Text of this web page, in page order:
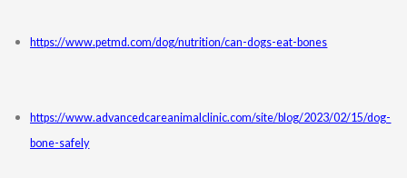
https://www.petmd.com/dog/nutrition/can-dogs-eat-bones
https://www.advancedcareanimalclinic.com/site/blog/2023/02/15/dog-
bone-safely